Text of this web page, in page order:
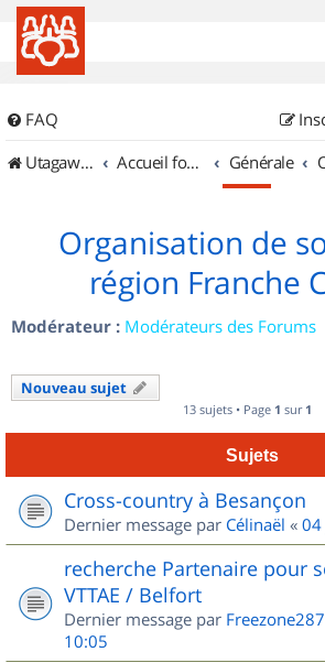
FAQ
UtagawaVTT (Randos VTT et VTTAE avec traces GPS)
Accueil forum Générale
Organisation de
région Franche
Modérateur : Modérateurs des Forums
Nouveau sujet
13 sujets • Page 1 sur 1
Sujets
Cross-country à Besançon
Dernier message par Célinaël «
recherche Partenaire pour
VTTAE / Belfort
Dernier message par
10:05